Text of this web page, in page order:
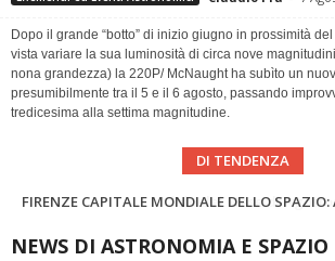
Dopo il grande “botto” di inizio giugno in prossimità
vista variare la sua luminosità di circa nove
nona grandezza) la 220P/ McNaught ha subìto un
presumibilmente tra il 5 e il 6 agosto, passando
tredicesima alla settima magnitudine.
DI TENDENZA
Cielo del Mese di Agosto 2026
SUPERNOVAE aggiornamenti del
NEWS DI ASTRONOMIA E SPAZIO